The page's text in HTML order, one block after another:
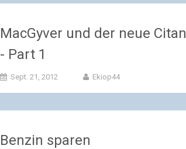
MacGyver und der neue Citan
- Part 1
Sept. 21, 2012 Ekiop44
Benzin sparen